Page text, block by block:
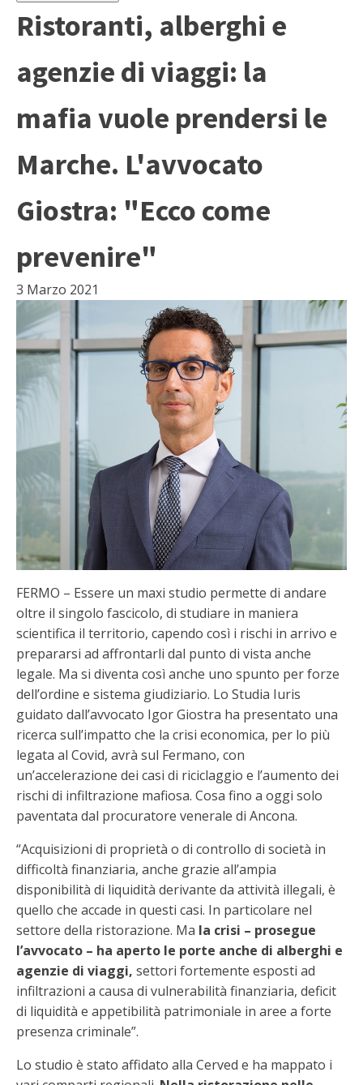
Ristoranti, alberghi e
agenzie di viaggi: la
mafia vuole prendersi le
Marche. L'avvocato
Giostra: "Ecco come
prevenire"
3 Marzo 2021
FERMO – Essere un maxi studio permette di andare
oltre il singolo fascicolo, di studiare in maniera
scientifica il territorio, capendo così i rischi in arrivo e
prepararsi ad affrontarli dal punto di vista anche
legale. Ma si diventa così anche uno spunto per forze
dell’ordine e sistema giudiziario. Lo Studia Iuris
guidato dall’avvocato Igor Giostra ha presentato una
ricerca sull’impatto che la crisi economica, per lo più
legata al Covid, avrà sul Fermano, con
un’accelerazione dei casi di riciclaggio e l’aumento dei
rischi di infiltrazione mafiosa. Cosa fino a oggi solo
paventata dal procuratore venerale di Ancona.
“Acquisizioni di proprietà o di controllo di società in
difficoltà finanziaria, anche grazie all’ampia
disponibilità di liquidità derivante da attività illegali, è
quello che accade in questi casi. In particolare nel
settore della ristorazione. Ma la crisi – prosegue
l’avvocato – ha aperto le porte anche di alberghi e
agenzie di viaggi, settori fortemente esposti ad
infiltrazioni a causa di vulnerabilità finanziaria, deficit
di liquidità e appetibilità patrimoniale in aree a forte
presenza criminale”.
Lo studio è stato affidato alla Cerved e ha mappato i